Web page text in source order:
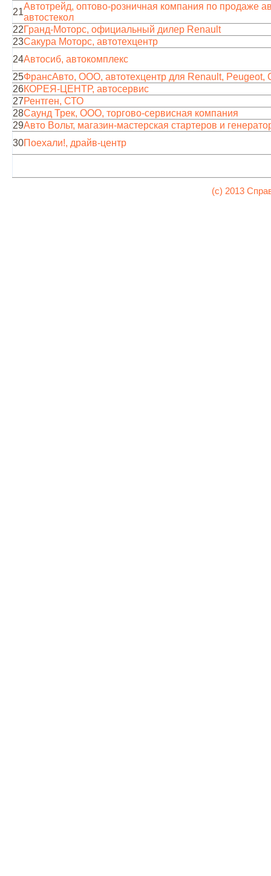
21
Автотрейд, оптово-розничная компания по продаже
автостекол
22Гранд-Моторс, официальный дилер Renault
23Сакура Моторс, автотехцентр
24Автосиб, автокомплекс
25ФрансАвто, ООО, автотехцентр для Renault, Peugeot,
26КОРЕЯ-ЦЕНТР, автосервис
27Рентген, СТО
28Саунд Трек, ООО, торгово-сервисная компания
29Авто Вольт, магазин-мастерская стартеров и
30Поехали!, драйв-центр
(c) 2013